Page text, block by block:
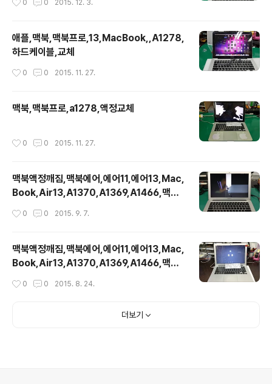
0 0 2015. 12. 3.
애플,맥북,맥북프로,13,MacBook,,A1278,
하드케이블,교체
0 0 2015. 11. 27.
맥북,맥북프로,a1278,액정교체
0 0 2015. 11. 27.
맥북액정깨짐,맥북에어,에어11,에어13,Mac,
Book,Air13,A1370,A1369,A1466,맥북
0 0 2015. 9. 7.
맥북액정깨짐,맥북에어,에어11,에어13,Mac,
Book,Air13,A1370,A1369,A1466,맥북
0 0 2015. 8. 24.
더보기